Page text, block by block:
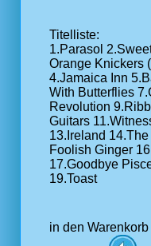
Titelliste:
1.Parasol
Orange Knickers
4.Jamaica Inn
With Butterflies
Revolution
Guitars
13.Ireland
Foolish Ginger
17.Goodbye
19.Toast
in den Warenkorb